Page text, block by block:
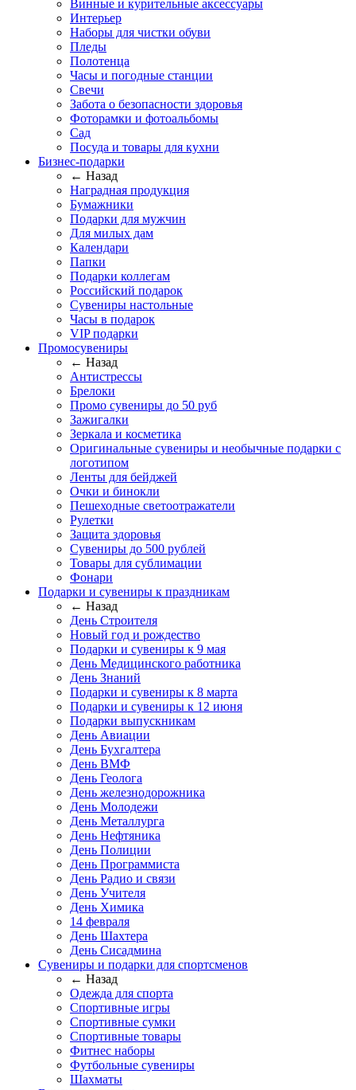
Винные и курительные аксессуары
Интерьер
Наборы для чистки обуви
Пледы
Полотенца
Часы и погодные станции
Свечи
Забота о безопасности здоровья
Фоторамки и фотоальбомы
Сад
Посуда и товары для кухни
Бизнес-подарки
← Назад
Наградная продукция
Бумажники
Подарки для мужчин
Для милых дам
Календари
Папки
Подарки коллегам
Российский подарок
Сувениры настольные
Часы в подарок
VIP подарки
Промосувениры
← Назад
Антистрессы
Брелоки
Промо сувениры до 50 руб
Зажигалки
Зеркала и косметика
Оригинальные сувениры и необычные подарки с
логотипом
Ленты для бейджей
Очки и бинокли
Пешеходные светоотражатели
Рулетки
Защита здоровья
Сувениры до 500 рублей
Товары для сублимации
Фонари
Подарки и сувениры к праздникам
← Назад
День Строителя
Новый год и рождество
Подарки и сувениры к 9 мая
День Медицинского работника
День Знаний
Подарки и сувениры к 8 марта
Подарки и сувениры к 12 июня
Подарки выпускникам
День Авиации
День Бухгалтера
День ВМФ
День Геолога
День железнодорожника
День Молодежи
День Металлурга
День Нефтяника
День Полиции
День Программиста
День Радио и связи
День Учителя
День Химика
14 февраля
День Шахтера
День Сисадмина
Сувениры и подарки для спортсменов
← Назад
Одежда для спорта
Спортивные игры
Спортивные сумки
Спортивные товары
Фитнес наборы
Футбольные сувениры
Шахматы